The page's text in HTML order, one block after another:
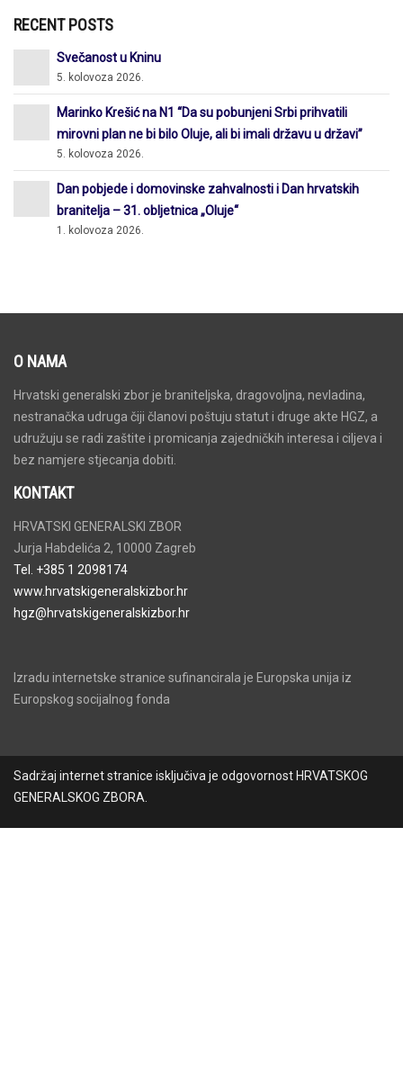
RECENT POSTS
Svečanost u Kninu
5. kolovoza 2026.
Marinko Krešić na N1 “Da su pobunjeni Srbi prihvatili
mirovni plan ne bi bilo Oluje, ali bi imali državu u državi”
5. kolovoza 2026.
Dan pobjede i domovinske zahvalnosti i Dan hrvatskih
branitelja – 31. obljetnica „Oluje“
1. kolovoza 2026.
O NAMA
Hrvatski generalski zbor je braniteljska, dragovoljna, nevladina,
nestranačka udruga čiji članovi poštuju statut i druge akte HGZ, a
udružuju se radi zaštite i promicanja zajedničkih interesa i ciljeva i
bez namjere stjecanja dobiti.
KONTAKT
HRVATSKI GENERALSKI ZBOR
Jurja Habdelića 2, 10000 Zagreb
Tel. +385 1 2098174
www.hrvatskigeneralskizbor.hr
hgz@hrvatskigeneralskizbor.hr
Izradu internetske stranice sufinancirala je Europska unija iz
Europskog socijalnog fonda
Sadržaj internet stranice isključiva je odgovornost HRVATSKOG
GENERALSKOG ZBORA.